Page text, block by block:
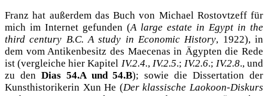
Franz hat außerdem das Buch von Michael Rostovtzeff für
mich im Internet gefunden (A large estate in Egypt in the
third century B.C. A study in Economic History, 1922), in
dem vom Antikenbesitz des Maecenas in Ägypten die Rede
ist (vergleiche hier Kapitel IV.2.4., IV.2.5.; IV.2.6.; IV.2.8., und
zu den Dias 54.A und 54.B); sowie die Dissertation der
Kunsthistorikerin Xun He (Der klassische Laokoon-Diskurs